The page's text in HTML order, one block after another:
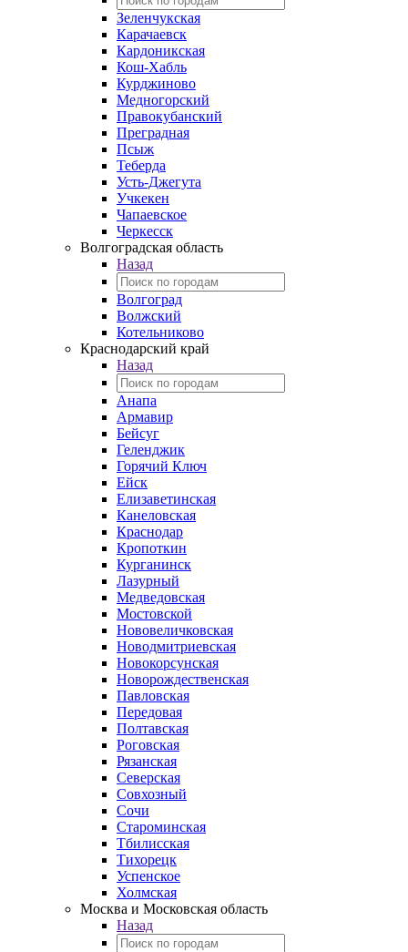
Зеленчукская
Карачаевск
Кардоникская
Кош-Хабль
Курджиново
Медногорский
Правокубанский
Преградная
Псыж
Теберда
Усть-Джегута
Учкекен
Чапаевское
Черкесск
Волгоградская область
Назад
Волгоград
Волжский
Котельниково
Краснодарский край
Назад
Анапа
Армавир
Бейсуг
Геленджик
Горячий Ключ
Ейск
Елизаветинская
Канеловская
Краснодар
Кропоткин
Курганинск
Лазурный
Медведовская
Мостовской
Нововеличковская
Новодмитриевская
Новокорсунская
Новорождественская
Павловская
Передовая
Полтавская
Роговская
Рязанская
Северская
Совхозный
Сочи
Староминская
Тбилисская
Тихорецк
Успенское
Холмская
Москва и Московская область
Назад